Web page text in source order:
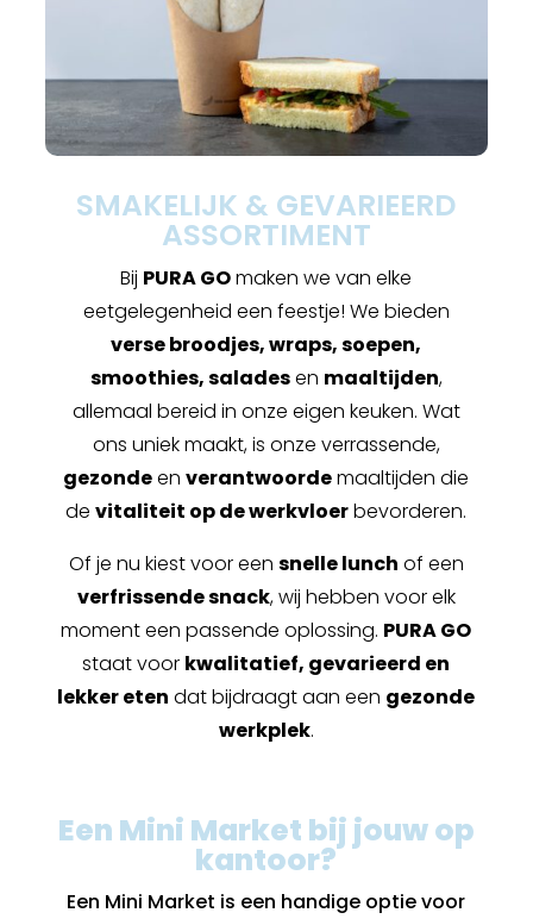
SMAKELIJK & GEVARIEERD
ASSORTIMENT
Bij PURA GOmaken we van elke
eetgelegenheid een feestje! We bieden
verse broodjes, wraps, soepen,
smoothies, saladesen maaltijden,
allemaal bereid in onze eigen keuken. Wat
ons uniek maakt, is onze verrassende,
gezondeenverantwoordemaaltijden die
devitaliteit op de werkvloerbevorderen.
Of je nu kiest voor een snelle lunch of een
verfrissende snack, wij hebben voor elk
moment een passende oplossing. PURA GO
staat voor kwalitatief, gevarieerd en
lekker eten dat bijdraagt aan een gezonde
werkplek.
Een Mini Market bij jouw op
kantoor?
Een Mini Market is een handige optie voor